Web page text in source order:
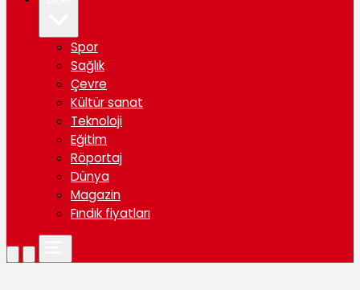
Spor
Sağlık
Çevre
Kültür sanat
Teknoloji
Eğitim
Röportaj
Dünya
Magazin
Fındık fiyatları